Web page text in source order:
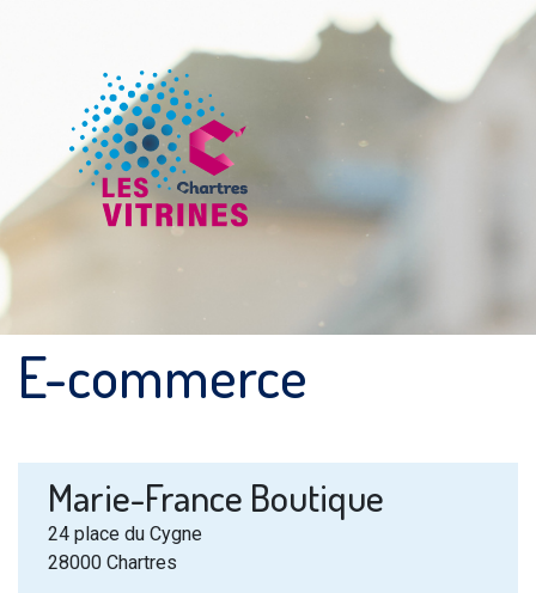
E-commerce
Marie-France Boutique
24 place du Cygne
28000 Chartres